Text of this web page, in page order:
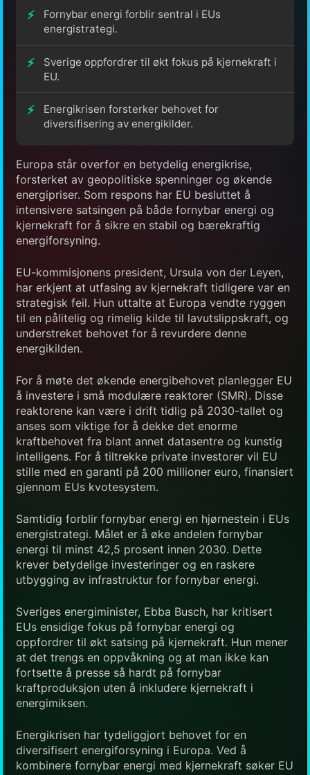
Fornybar energi forblir sentral i EUs
energistrategi.
Sverige oppfordrer til økt fokus på kjernekraft i
EU.
Energikrisen forsterker behovet for
diversifisering av energikilder.
Europa står overfor en betydelig energikrise,
forsterket av geopolitiske spenninger og økende
energipriser. Som respons har EU besluttet å
intensivere satsingen på både fornybar energi og
kjernekraft for å sikre en stabil og bærekraftig
energiforsyning.
EU-kommisjonens president, Ursula von der Leyen,
har erkjent at utfasing av kjernekraft tidligere var en
strategisk feil. Hun uttalte at Europa vendte ryggen
til en pålitelig og rimelig kilde til lavutslippskraft, og
understreket behovet for å revurdere denne
energikilden.
For å møte det økende energibehovet planlegger EU
å investere i små modulære reaktorer (SMR). Disse
reaktorene kan være i drift tidlig på 2030-tallet og
anses som viktige for å dekke det enorme
kraftbehovet fra blant annet datasentre og kunstig
intelligens. For å tiltrekke private investorer vil EU
stille med en garanti på 200 millioner euro, finansiert
gjennom EUs kvotesystem.
Samtidig forblir fornybar energi en hjørnestein i EUs
energistrategi. Målet er å øke andelen fornybar
energi til minst 42,5 prosent innen 2030. Dette
krever betydelige investeringer og en raskere
utbygging av infrastruktur for fornybar energi.
Sveriges energiminister, Ebba Busch, har kritisert
EUs ensidige fokus på fornybar energi og
oppfordrer til økt satsing på kjernekraft. Hun mener
at det trengs en oppvåkning og at man ikke kan
fortsette å presse så hardt på fornybar
kraftproduksjon uten å inkludere kjernekraft i
energimiksen.
Energikrisen har tydeliggjort behovet for en
diversifisert energiforsyning i Europa. Ved å
kombinere fornybar energi med kjernekraft søker EU